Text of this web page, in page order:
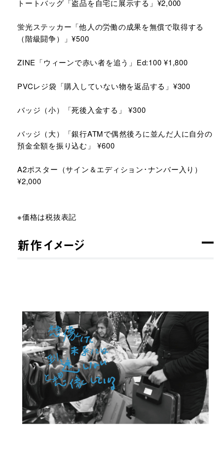
トートバッグ「盗品を自宅に展示する」¥2,000
蛍光ステッカー「他人の労働の成果を無償で取得する
（階級闘争）」¥500
ZINE「ウィーンで赤い者を追う」Ed:100 ¥1,800
PVCレジ袋「購入していない物を返品する」¥300
バッジ（小）「死後入金する」 ¥300
バッジ（大）「銀行ATMで偶然後ろに並んだ人に自分の
預金全額を振り込む」 ¥600
A2ポスター（サイン＆エディション･ナンバー入り）
¥2,000
※価格は税抜表記
新作イメージ